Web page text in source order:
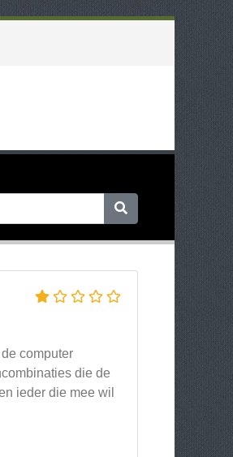
computer
die de
ieder die mee wil